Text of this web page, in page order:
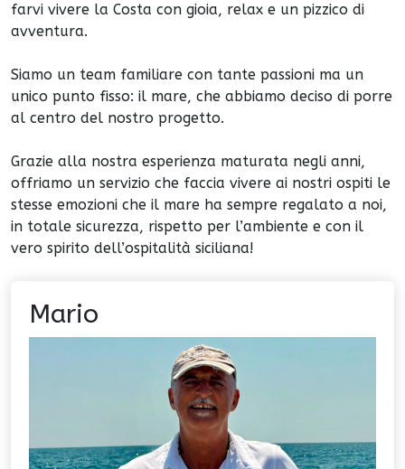
farvi vivere la Costa con gioia, relax e un pizzico di
avventura.
Siamo un team familiare con tante passioni ma un
unico punto fisso: il mare, che abbiamo deciso di porre
al centro del nostro progetto.
Grazie alla nostra esperienza maturata negli anni,
offriamo un servizio che faccia vivere ai nostri ospiti le
stesse emozioni che il mare ha sempre regalato a noi,
in totale sicurezza, rispetto per l’ambiente e con il
vero spirito dell’ospitalità siciliana!
Mario